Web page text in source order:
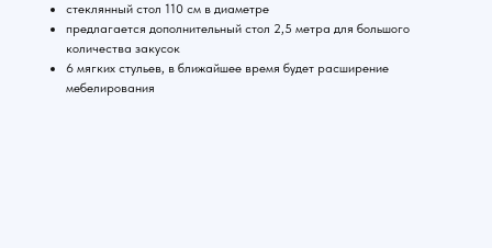
стеклянный стол 110 см в диаметре
предлагается дополнительный стол 2,5 метра для большого
количества закусок
6 мягких стульев, в ближайшее время будет расширение
мебелирования